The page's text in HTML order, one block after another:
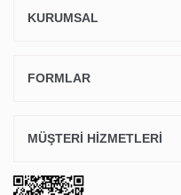
KURUMSAL
FORMLAR
MÜŞTERİ HİZMETLERİ